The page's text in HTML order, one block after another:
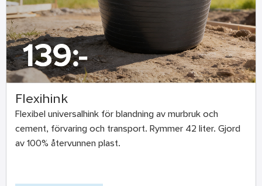
Flexihink
Flexibel universalhink för blandning av murbruk och
cement, förvaring och transport. Rymmer 42 liter. Gjord
av 100% återvunnen plast.